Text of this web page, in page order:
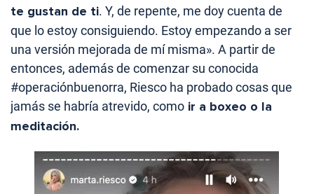
te gustan de ti. Y, de repente, me doy cuenta de
que lo estoy consiguiendo. Estoy empezando a ser
una versión mejorada de mí misma». A partir de
entonces, además de comenzar su conocida
#operaciónbuenorra, Riesco ha probado cosas que
jamás se habría atrevido, como ir a boxeo o la
meditación.